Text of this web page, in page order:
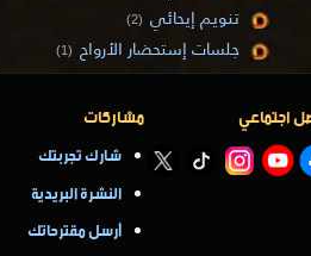
تنويم إيحائي (2)
جلسات إستحضار الأرواح (1)
اجتماعي مشاركات
شارك تجربتك
النشرة البريدية
أرسل مقترحاتك